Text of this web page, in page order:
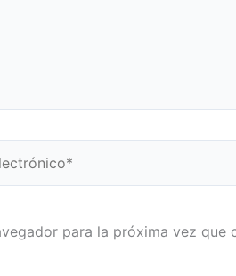
para la próxima vez que